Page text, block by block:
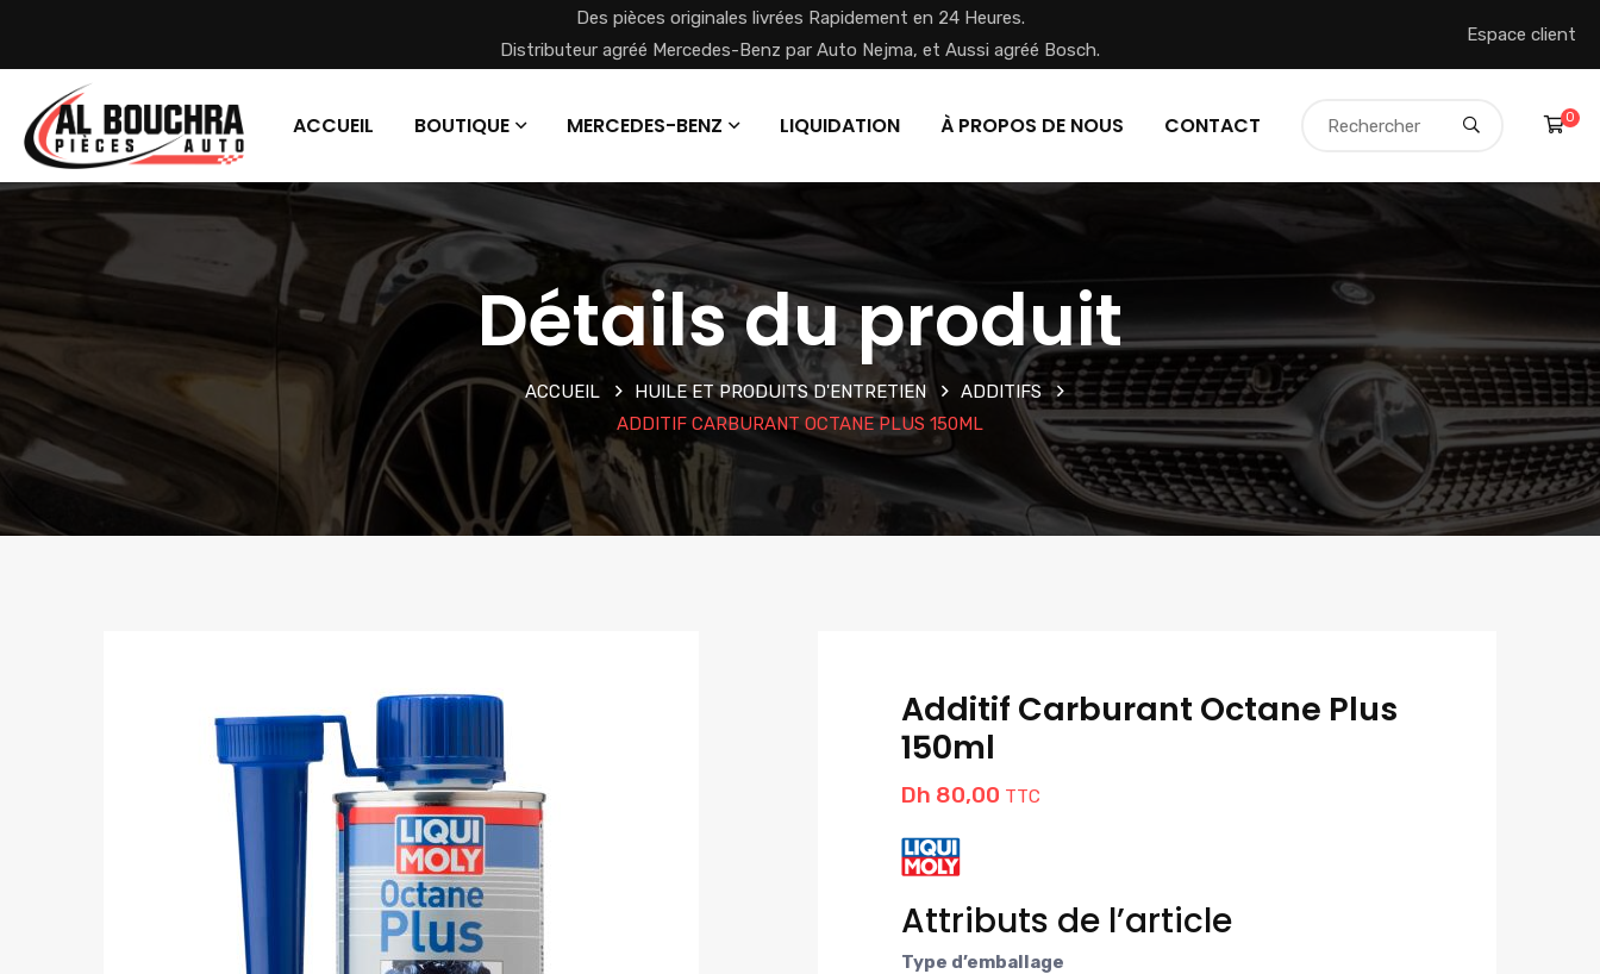
Des pièces originales livrées Rapidement en 24 Heures.
Distributeur agréé Mercedes-Benz par Auto Nejma, et Aussi agréé Bosch.
Espace client
ACCUEIL BOUTIQUE MERCEDES-BENZ LIQUIDATION À PROPOS DE NOUS CONTACT 0
Détails du produit
ACCUEIL HUILE ET PRODUITS D'ENTRETIEN
ADDITIFS
ADDITIF CARBURANT OCTANE PLUS 150ML
Additif Carburant Octane Plus
150ml
Dh 80,00 TTC
Attributs de l’article
Type d’emballage